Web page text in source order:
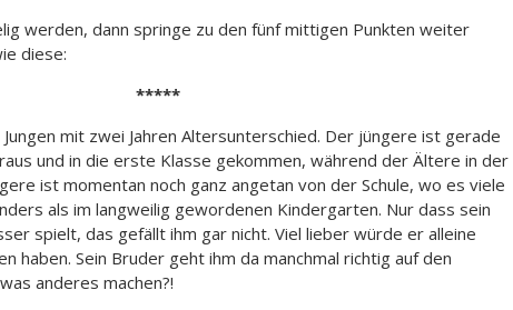
werden, dann springe zu den fünf mittigen Punkten weiter
diese:
*****
mit zwei Jahren Altersunterschied. Der jüngere ist gerade
und in die erste Klasse gekommen, während der Ältere in der
ist momentan noch ganz angetan von der Schule, wo es viele
als im langweilig gewordenen Kindergarten. Nur dass sein
spielt, das gefällt ihm gar nicht. Viel lieber würde er alleine
haben. Sein Bruder geht ihm da manchmal richtig auf den
anderes machen?!